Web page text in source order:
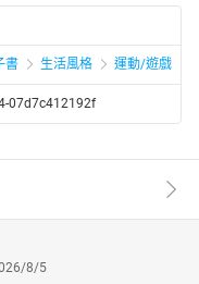
書 生活風格 運動/遊戲
07d7c412192f
8/5